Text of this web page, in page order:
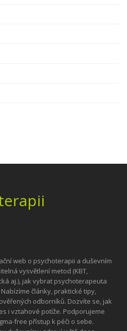
web o psychoterapii a duševním
vysvětlení metod (KBT,
aj.), jak vybrat psychoterapeuta
články, praktické tipy,
odborníků. Dozvíte se, jak
i vztahové potíže. Podporujeme
free přístup k péči o sebe.